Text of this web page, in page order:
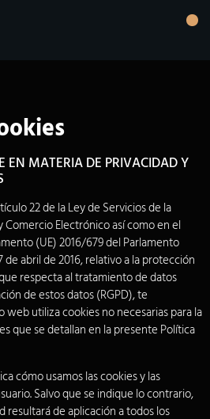
EN MATERIA DE PRIVACIDAD Y
22 de la Ley de Servicios de la
Electrónico así como en el
(UE) 2016/679 del Parlamento
de abril de 2016, relativo a la protección
respecta al tratamiento de datos
de estos datos (RGPD), te
utiliza cookies no necesarias para la
que se detallan en la presente Política
cómo usamos las cookies y las
Salvo que se indique lo contrario,
resultará de aplicación a todos los